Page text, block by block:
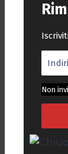
Non